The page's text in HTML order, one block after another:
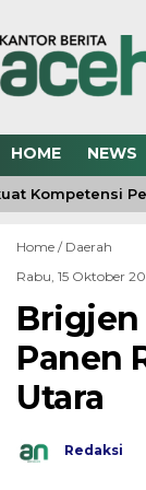
HOME NEWS
Kompetensi
Home / Daerah
Rabu, 15 Oktober
Panen
Utara
Redaksi